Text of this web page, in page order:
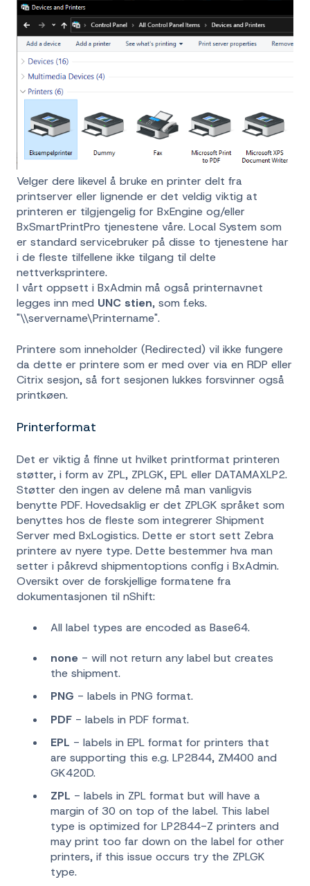
Velger dere likevel å bruke en printer delt fra
printserver eller lignende er det veldig viktig at
printeren er tilgjengelig for BxEngine og/eller
BxSmartPrintPro tjenestene våre. Local System som
er standard servicebruker på disse to tjenestene har
i de fleste tilfellene ikke tilgang til delte
nettverksprintere.
I vårt oppsett i BxAdmin må også printernavnet
legges inn med UNC stien, som f.eks.
"\\servername\Printername".
Printere som inneholder (Redirected) vil ikke fungere
da dette er printere som er med over via en RDP eller
Citrix sesjon, så fort sesjonen lukkes forsvinner også
printkøen.
Printerformat
Det er viktig å finne ut hvilket printformat printeren
støtter, i form av ZPL, ZPLGK, EPL eller DATAMAXLP2.
Støtter den ingen av delene må man vanligvis
benytte PDF. Hovedsaklig er det ZPLGK språket som
benyttes hos de fleste som integrerer Shipment
Server med BxLogistics. Dette er stort sett Zebra
printere av nyere type. Dette bestemmer hva man
setter i påkrevd shipmentoptions config i BxAdmin.
Oversikt over de forskjellige formatene fra
dokumentasjonen til nShift:
All label types are encoded as Base64.
none - will not return any label but creates
the shipment.
PNG - labels in PNG format.
PDF - labels in PDF format.
EPL - labels in EPL format for printers that
are supporting this e.g. LP2844, ZM400 and
GK420D.
ZPL - labels in ZPL format but will have a
margin of 30 on top of the label. This label
type is optimized for LP2844-Z printers and
may print too far down on the label for other
printers, if this issue occurs try the ZPLGK
type.